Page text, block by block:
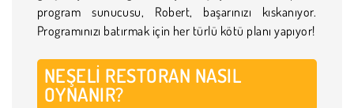
program sunucusu, Robert, başarınızı kıskanıyor.
Programınızı batırmak için her türlü kötü planı yapıyor!
NEŞELI RESTORAN NASIL
OYNANIR?